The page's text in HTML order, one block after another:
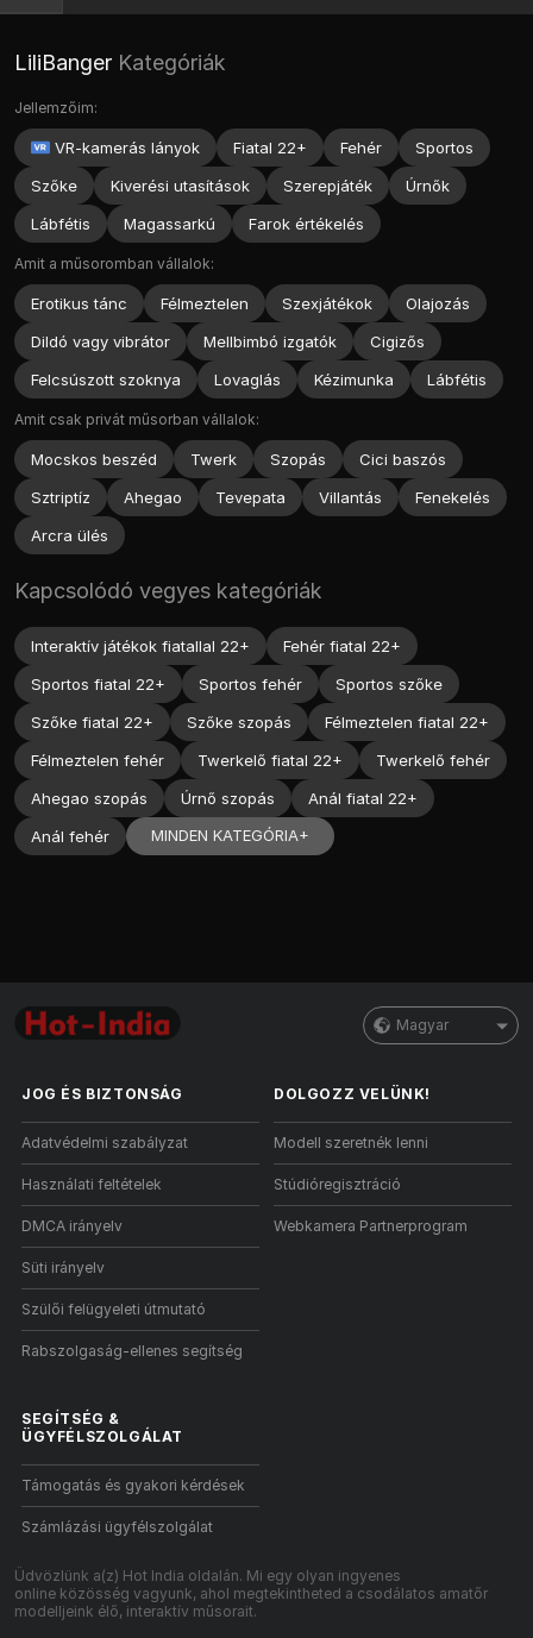
LiliBanger Kategóriák
Jellemzőim:
VR-kamerás lányok Fiatal 22+ Fehér
Sportos
Szőke
Kiverési utasítások Szerepjáték
Úrnők
Lábfétis
Magassarkú Farok értékelés
Amit a műsoromban vállalok:
Erotikus tánc Félmeztelen Szexjátékok
Olajozás
Dildó vagy vibrátor
Mellbimbó izgatók
Cigizős
Felcsúszott szoknya
Lovaglás Kézimunka Lábfétis
Amit csak privát műsorban vállalok:
Mocskos beszéd Twerk Szopás
Cici baszós
Sztriptíz
Ahegao Tevepata Villantás
Fenekelés
Arcra ülés
Kapcsolódó vegyes kategóriák
Interaktív játékok fiatallal 22+
Fehér fiatal 22+
Sportos fiatal 22+
Sportos fehér
Sportos szőke
Szőke fiatal 22+
Szőke szopás
Félmeztelen fiatal 22+
Félmeztelen fehér
Twerkelő fiatal 22+
Twerkelő fehér
Ahegao szopás
Úrnő szopás
Anál fiatal 22+
Anál fehér
MINDEN KATEGÓRIA+
Magyar
JOG ÉS BIZTONSÁG
Adatvédelmi szabályzat
Használati feltételek
DMCA irányelv
Süti irányelv
Szülői felügyeleti útmutató
Rabszolgaság-ellenes segítség
DOLGOZZ VELÜNK!
Modell szeretnék lenni
Stúdióregisztráció
Webkamera Partnerprogram
SEGÍTSÉG &
ÜGYFÉLSZOLGÁLAT
Támogatás és gyakori kérdések
Számlázási ügyfélszolgálat
Üdvözlünk a(z) Hot India oldalán. Mi egy olyan ingyenes
online közösség vagyunk, ahol megtekintheted a csodálatos amatőr
modelljeink élő, interaktív műsorait.